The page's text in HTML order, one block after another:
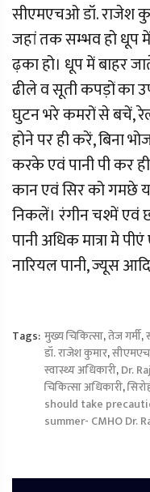
सीएमएचओ डॉ. राजेश
जहां तक सम्भव हो धूप
ढ़का हो। धूप में बाहर
ढीले व सूती कपड़ों का
घुटन भरे कमरों से बचें,
होने पर ही करें, बिना
करके एवं पानी पी कर
कान एवं सिर को गमछे
निकलें। रंगीन चश्में एवं
पानी अधिक मात्रा मे
नारियल पानी, ज्यूस
Tags: मुख्य चिकित्सा,तेज गर्मी,
डॉ. राजेश कुमार,
स्वास्थ्य अधिकारी,Dr.
चिकित्सा अधिकारी,
should take
summer- CMHO Dr.